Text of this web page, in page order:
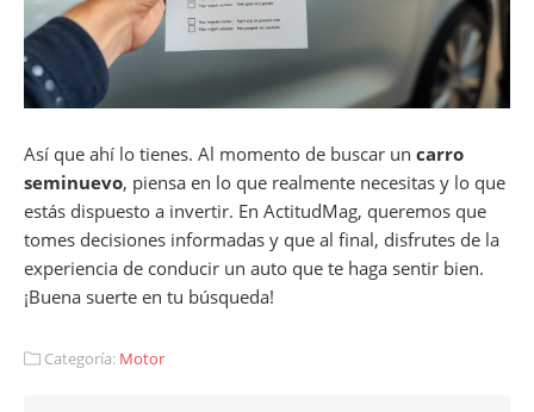
Así que ahí lo tienes. Al momento de buscar un carro
seminuevo, piensa en lo que realmente necesitas y lo que
estás dispuesto a invertir. En ActitudMag, queremos que
tomes decisiones informadas y que al final, disfrutes de la
experiencia de conducir un auto que te haga sentir bien.
¡Buena suerte en tu búsqueda!
Categoría: Motor